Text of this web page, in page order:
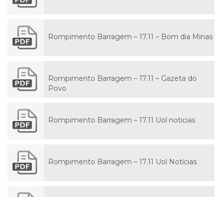
Rompimento Barragem – 17.11 – Bom dia Minas
Rompimento Barragem – 17.11 – Gazeta do
Povo
Rompimento Barragem – 17.11 Uol noticias
Rompimento Barragem – 17.11 Uol Notícias